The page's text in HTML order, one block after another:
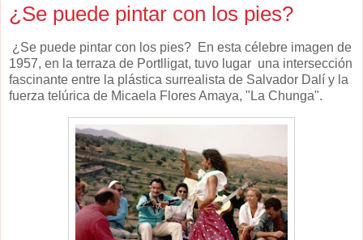
¿Se puede pintar con los pies?
¿Se puede pintar con los pies? En esta célebre imagen de
1957, en la terraza de Portlligat, tuvo lugar una intersección
fascinante entre la plástica surrealista de Salvador Dalí y la
fuerza telúrica de Micaela Flores Amaya, "La Chunga".